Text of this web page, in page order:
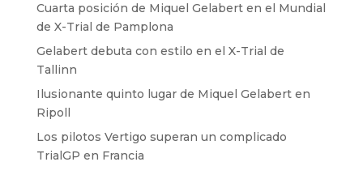
Cuarta posición de Miquel Gelabert en el Mundial
de X-Trial de Pamplona
Gelabert debuta con estilo en el X-Trial de
Tallinn
Ilusionante quinto lugar de Miquel Gelabert en
Ripoll
Los pilotos Vertigo superan un complicado
TrialGP en Francia